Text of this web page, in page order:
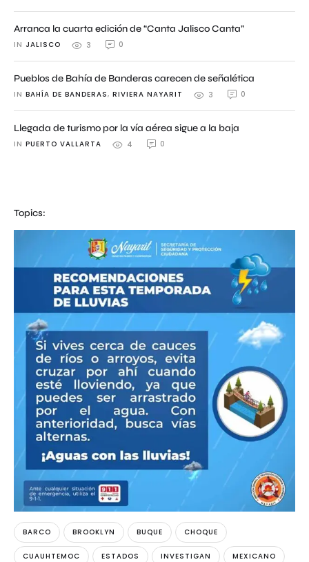
Arranca la cuarta edición de “Canta Jalisco Canta”
IN JALISCO 3 0
Pueblos de Bahía de Banderas carecen de señalética
IN BAHÍA DE BANDERAS, RIVIERA NAYARIT 3 0
Llegada de turismo por la vía aérea sigue a la baja
IN PUERTO VALLARTA 4 0
Topics:
BARCO BROOKLYN BUQUE CHOQUE
CUAUHTEMOC ESTADOS INVESTIGAN MEXICANO